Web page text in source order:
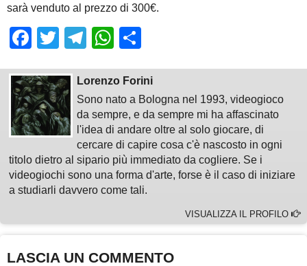
sarà venduto al prezzo di 300€.
Facebook
TwitterTelegram
WhatsApp
Lorenzo Forini
Sono nato a Bologna nel 1993, videogioco
da sempre, e da sempre mi ha affascinato
l'idea di andare oltre al solo giocare, di
cercare di capire cosa c'è nascosto in ogni
titolo dietro al sipario più immediato da cogliere. Se i
videogiochi sono una forma d'arte, forse è il caso di iniziare
a studiarli davvero come tali.
VISUALIZZA IL PROFILO
LASCIA UN COMMENTO